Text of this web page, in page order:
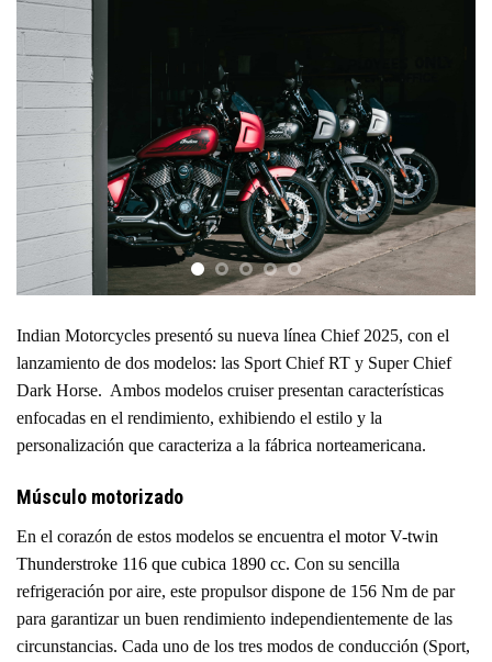
Indian Motorcycles presentó su nueva línea Chief 2025, con el
lanzamiento de dos modelos: las Sport Chief RT y Super Chief
Dark Horse. Ambos modelos cruiser presentan características
enfocadas en el rendimiento, exhibiendo el estilo y la
personalización que caracteriza a la fábrica norteamericana.
Músculo motorizado
En el corazón de estos modelos se encuentra el motor V-twin
Thunderstroke 116 que cubica 1890 cc. Con su sencilla
refrigeración por aire, este propulsor dispone de 156 Nm de par
para garantizar un buen rendimiento independientemente de las
circunstancias. Cada uno de los tres modos de conducción (Sport,